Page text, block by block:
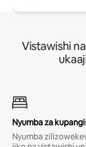
Vistawishi
Nyumba za
Nyumba